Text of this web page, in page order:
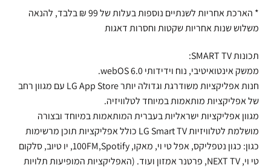
* הארכת אחריות לשנתיים נוספות בעלות של 99 ₪ בלבד, להנאה
משלוש שנות אחריות שקטות וחסרות דאגות
תכונות SMART TV:
ממשק אינטואיטיבי, נוח וידידותי 6.0 webOS.
חנות אפליקציות משודרגת וגדולה יותר LG App Store עם מגוון רחב
של אפליקציות מותאמות במיוחד לטלוויזיה.
מגוון אפליקציות ישראליות בעברית המותאמות במיוחד ובצורה
מושלמת לטלוויזיות LG Smart TV כולל אפליקציות תוכן מרשימות
כגון: כגון נטפליקס, אפל טי וי, מאקו, 100FM,Spotify, יו טיוב, סלקום
טי וי, NEXT TV, פרטנר אמזון ועוד. (האפליקציות המופיעות תלויות